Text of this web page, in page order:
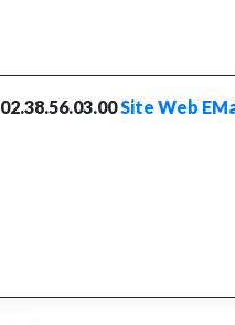
02.38.56.03.00Site Web